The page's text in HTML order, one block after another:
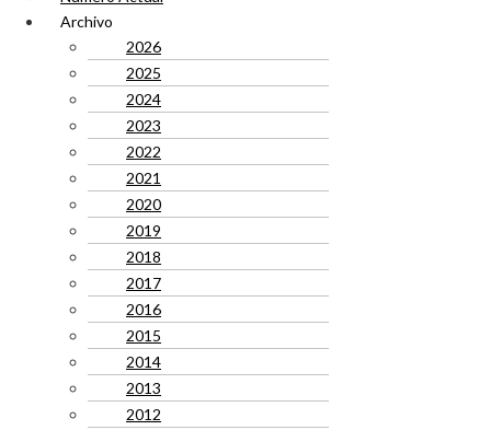
Archivo
2026
2025
2024
2023
2022
2021
2020
2019
2018
2017
2016
2015
2014
2013
2012